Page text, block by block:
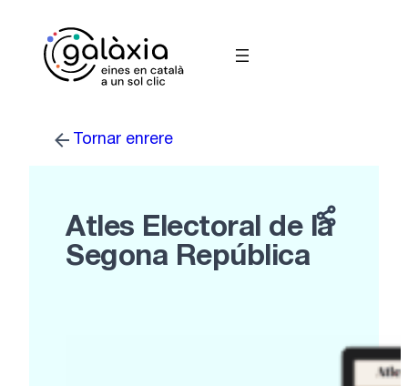
contingut
Tornar enrere
Atles Electoral de la
Segona República